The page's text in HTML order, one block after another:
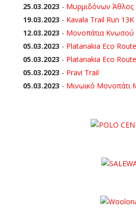
25.03.2023 - Μυρμιδόνων Άθλος
19.03.2023 - Kavala Trail Run 13K
12.03.2023 - Μονοπάτια Κνωσού
05.03.2023 - Platanakia Eco
05.03.2023 - Platanakia Eco
05.03.2023 - Pravi Trail
05.03.2023 - Μινωικό